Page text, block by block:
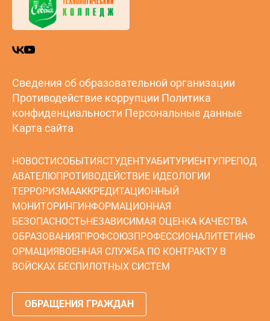
Сведения об образовательной организации
Противодействие коррупции Политика
конфиденциальности Персональные данные
Карта сайта
НОВОСТИСОБЫТИЯСТУДЕНТУАБИТУРИЕНТУПРЕПОД
АВАТЕЛЮПРОТИВОДЕЙСТВИЕ ИДЕОЛОГИИ
ТЕРРОРИЗМААККРЕДИТАЦИОННЫЙ
МОНИТОРИНГИНФОРМАЦИОННАЯ
БЕЗОПАСНОСТЬНЕЗАВИСИМАЯ ОЦЕНКА КАЧЕСТВА
ОБРАЗОВАНИЯПРОФСОЮЗПРОФЕССИОНАЛИТЕТИНФ
ОРМАЦИЯВОЕННАЯ СЛУЖБА ПО КОНТРАКТУ В
ВОЙСКАХ БЕСПИЛОТНЫХ СИСТЕМ
ОБРАЩЕНИЯ ГРАЖДАН